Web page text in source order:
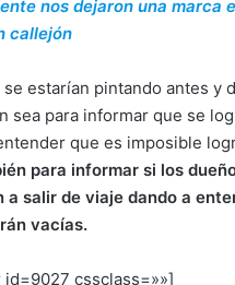
nos dejaron una marca
callejón
se estarían pintando antes y
sea para informar que se
que es imposible
para informar si los
a salir de viaje dando a
vacías.
cssclass=»»]